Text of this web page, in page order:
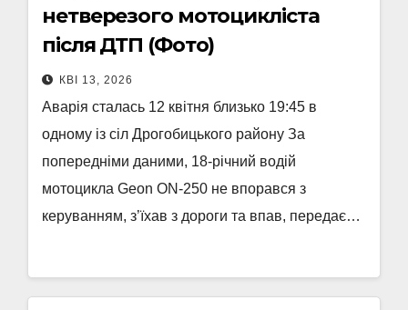
нетверезого мотоцикліста
після ДТП (Фото)
КВІ 13, 2026
Аварія сталась 12 квітня близько 19:45 в
одному із сіл Дрогобицького району За
попередніми даними, 18-річний водій
мотоцикла Geon ON-250 не впорався з
керуванням, з’їхав з дороги та впав, передає…